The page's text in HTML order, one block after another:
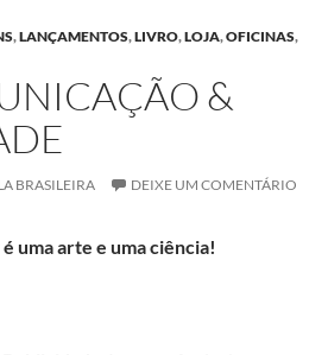
,LANÇAMENTOS,LIVRO,LOJA,OFICINAS,
&
BRASILEIRA DEIXE UM COMENTÁRIO
uma arte e uma ciência!